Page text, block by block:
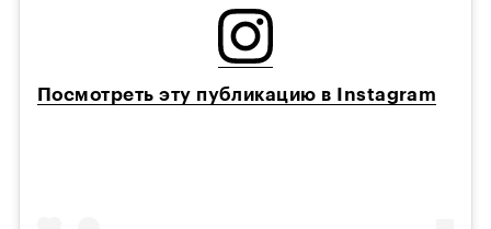
Посмотреть эту публикацию в Instagram